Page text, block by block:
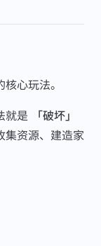
心玩法。
就是
「破坏」
集资源、建造家